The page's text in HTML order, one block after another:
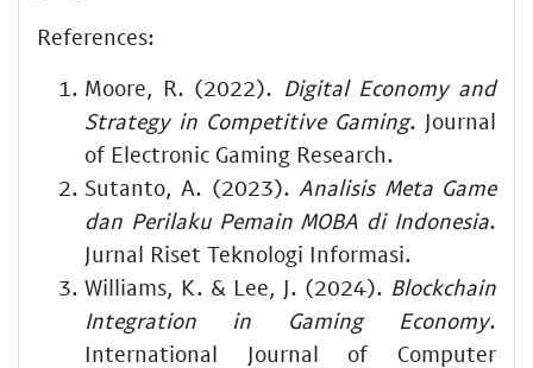
References:
Moore, R. (2022). Digital Economy and
Strategy in Competitive Gaming. Journal
of Electronic Gaming Research.
Sutanto, A. (2023). Analisis Meta Game
dan Perilaku Pemain MOBA di Indonesia.
Jurnal Riset Teknologi Informasi.
Williams, K. & Lee, J. (2024). Blockchain
Integration in Gaming Economy.
International Journal of Computer